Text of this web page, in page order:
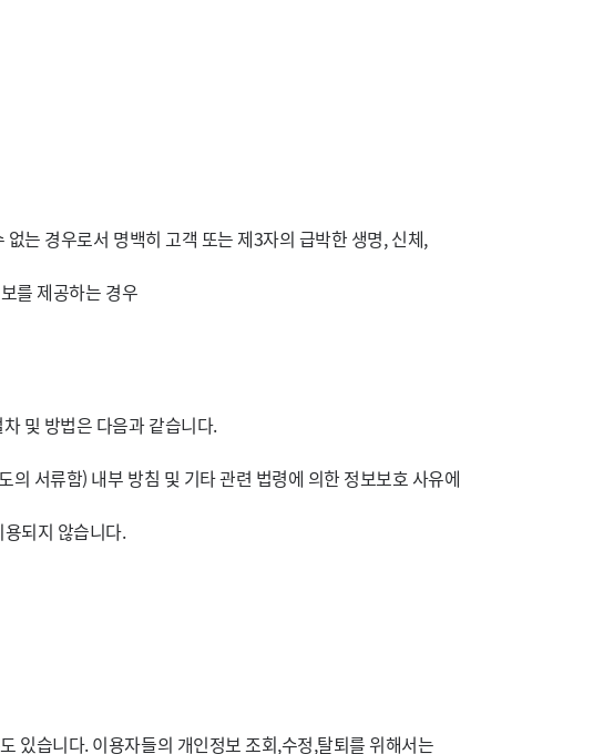
는 경우로서 명백히 고객 또는 제3자의 급박한 생명, 신체,
를 제공하는 경우
및 방법은 다음과 같습니다.
서류함) 내부 방침 및 기타 관련 법령에 의한 정보보호 사유에
되지 않습니다.
있습니다. 이용자들의 개인정보 조회,수정,탈퇴를 위해서는